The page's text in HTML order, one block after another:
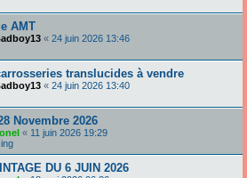
AMT
« 24 juin 2026 13:46
translucides à vendre
« 24 juin 2026 13:40
Novembre 2026
« 11 juin 2026 19:29
DU 6 JUIN 2026